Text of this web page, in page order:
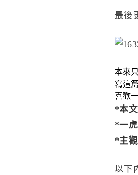
最後
本來
寫這
喜歡
*本
*一
*主
以下